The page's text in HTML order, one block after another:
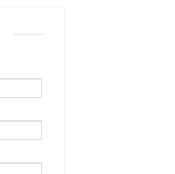
MELE IN SFOGLIA